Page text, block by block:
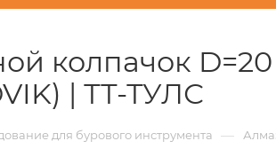
колпачок
| ТТ-ТУЛС
для бурового инструмента —